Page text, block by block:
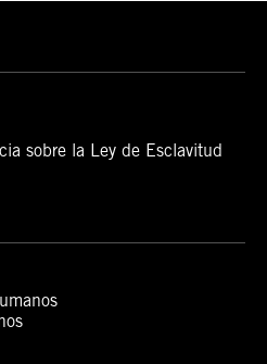
sobre la Ley de Esclavitud